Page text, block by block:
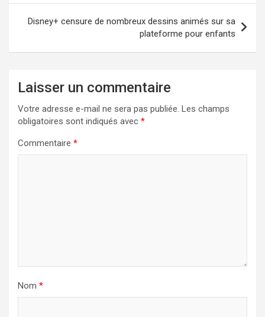
Disney+ censure de nombreux dessins animés sur sa
plateforme pour enfants
Laisser un commentaire
Votre adresse e-mail ne sera pas publiée. Les champs
obligatoires sont indiqués avec *
Commentaire *
Nom *